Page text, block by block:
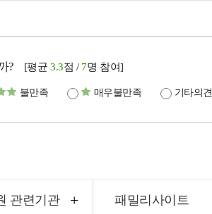
? [평균3.3점 / 7명 참여]
불만족 매우불만족 기타의견
관련기관 패밀리사이트